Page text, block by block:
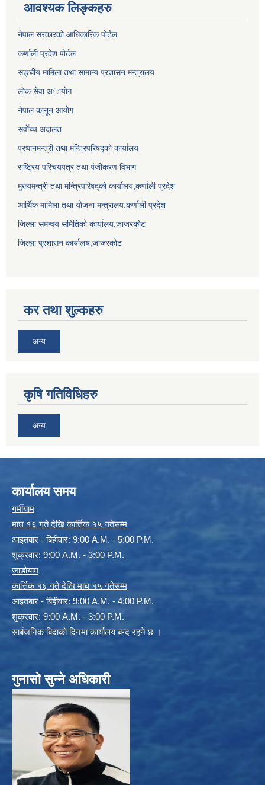
आवश्यक लिङ्कहरु
नेपाल सरकारको आधिकारिक पोर्टल
कर्णाली प्रदेश पोर्टल
सङ्घीय मामिला तथा सामान्य प्रशासन मन्त्रालय
लाेक सेवा अायाेग
नेपाल कानून आयोग
सर्वाेच्च अदालत
प्रधानमन्त्री तथा मन्त्रिपरिषद्को कार्यालय
राष्ट्रिय परिचयपत्र तथा पंजीकरण विभाग
मुख्यमन्त्री तथा मन्त्रिपरिषद्को कार्यालय,कर्णाली प्रदेश
आर्थिक मामिला तथा योजना मन्त्रालय,कर्णाली प्रदेश
जिल्ला समन्वय समितिको कार्यालय,जाजरकाेट
जिल्ला प्रशासन कार्यालय,जाजरकोट
कर तथा शुल्कहरु
अन्य
कृषि गतिविधिहरु
अन्य
कार्यालय समय
गर्मीयाम
माघ १६ गते देखि कार्त्तिक १५ गतेसम्म
आइतबार - बिहीवार: 9:00 A.M. - 5:00 P.M.
शुक्रवार: 9:00 A.M. - 3:00 P.M.
जाडोयाम
कार्त्तिक १६ गते देखि माघ १५ गतेसम्म
आइतबार - बिहीवार: 9:00 A.M. - 4:00 P.M.
शुक्रवार: 9:00 A.M. - 3:00 P.M.
सार्बजनिक बिदाको दिनमा कार्यालय बन्द रहने छ ।
गुनासो सुन्ने अधिकारी